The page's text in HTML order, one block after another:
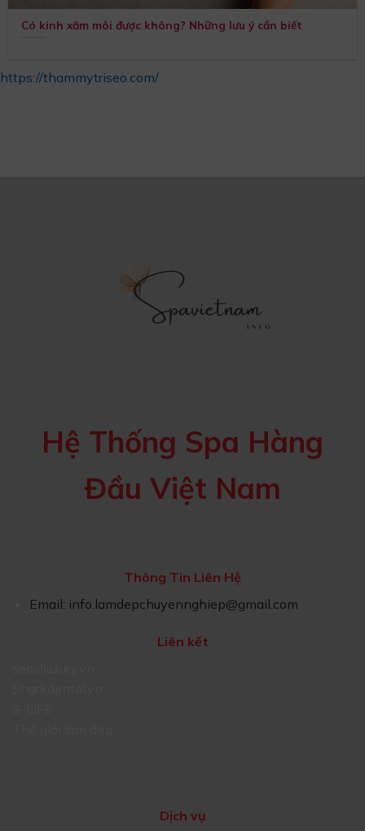
Có kinh xăm môi được không? Những lưu ý cần biết
https://thammytriseo.com/
Hệ Thống Spa Hàng
Đầu Việt Nam
Thông Tin Liên Hệ
Email: info.lamdepchuyennghiep@gmail.com
Liên kết
Dịch vụ